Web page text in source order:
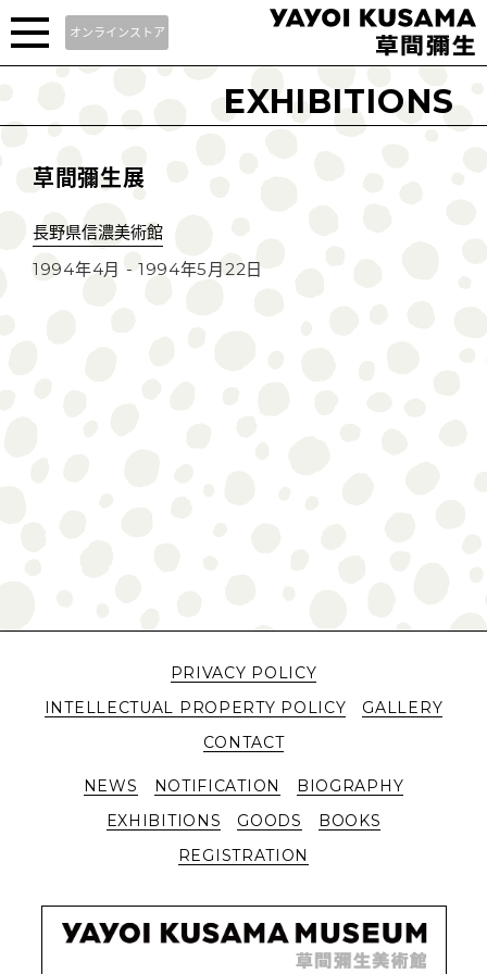
オンラインストア
EXHIBITIONS
草間彌生展
長野県信濃美術館
1994年4月 - 1994年5月22日
PRIVACY POLICY
INTELLECTUAL PROPERTY POLICY
GALLERY
CONTACT
NEWS NOTIFICATION
BIOGRAPHY
EXHIBITIONS
GOODS
BOOKS
REGISTRATION